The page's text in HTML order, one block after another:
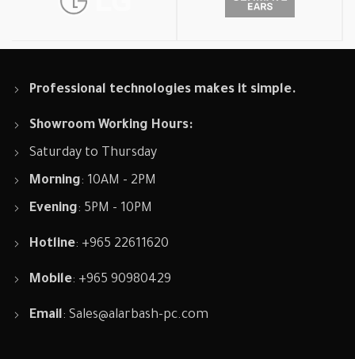
Professional technologies makes it simple.
Showroom Working Hours:
Saturday to Thursday
Morning: 10AM - 2PM
Evening: 5PM - 10PM
Hotline: +965 22611620
Mobile: +965 90980429
Email:Sales@alarbash-pc.com